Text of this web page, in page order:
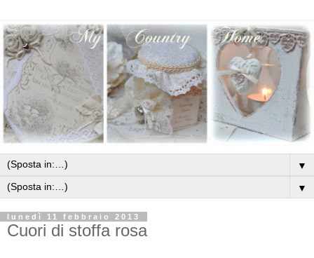
▼
▼
lunedì 11 febbraio 2013
Cuori di stoffa rosa